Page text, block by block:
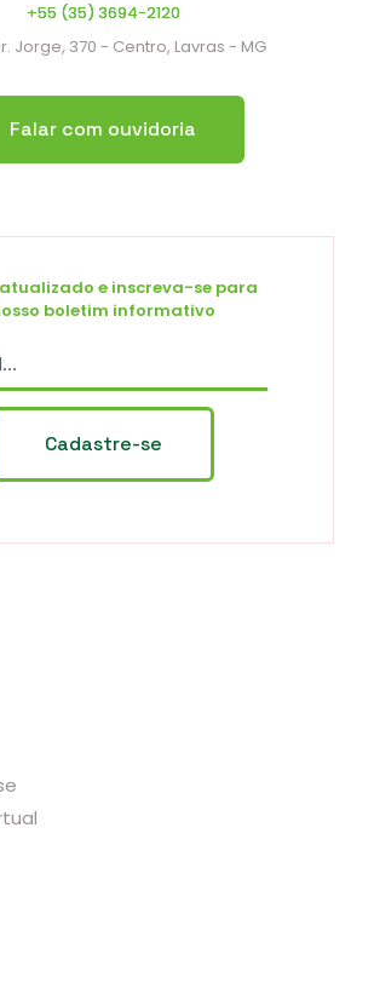
+55 (35) 3694-2120
Jorge, 370 - Centro, Lavras - MG
Falar com ouvidoria
e inscreva-se para
boletim informativo